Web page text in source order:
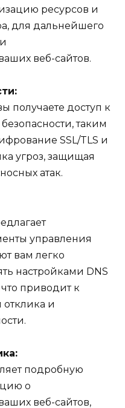
ресурсов и
для дальнейшего
веб-сайтов.
получаете доступ к
таким
SSL/TLS и
угроз, защищая
атак.
управления
вам легко
настройками DNS
приводит к
и
подробную
о
веб-сайтов,